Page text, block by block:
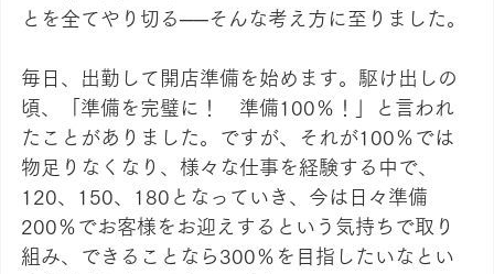
とを全てやり切る──そんな考え方に至りました。
毎日、出勤して開店準備を始めます。駆け出しの
頃、「準備を完璧に！　準備100％！」と言われ
たことがありました。ですが、それが100％では
物足りなくなり、様々な仕事を経験する中で、
120、150、180となっていき、今は日々準備
200％でお客様をお迎えするという気持ちで取り
組み、できることなら300％を目指したいなとい